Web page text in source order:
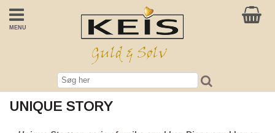
MENU
UNIQUE STORY